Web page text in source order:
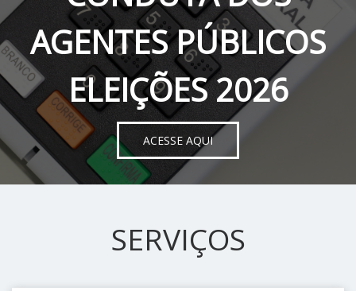
AGENTES PÚBLICOS
ELEIÇÕES 2026
ACESSE AQUI
SERVIÇOS